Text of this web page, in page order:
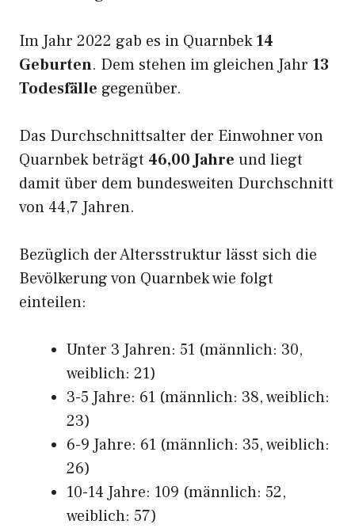
Im Jahr 2022 gab es in Quarnbek14
Geburten. Dem stehen im gleichen Jahr 13
Todesfälle gegenüber.
Das Durchschnittsalter der Einwohner von
Quarnbek beträgt 46,00 Jahre und liegt
damit über dem bundesweiten Durchschnitt
von 44,7 Jahren.
Bezüglich der Altersstruktur lässt sich die
Bevölkerung von Quarnbek wie folgt
einteilen:
Unter 3 Jahren: 51 (männlich: 30,
weiblich: 21)
3-5 Jahre: 61 (männlich: 38, weiblich:
23)
6-9 Jahre: 61 (männlich: 35, weiblich:
26)
10-14 Jahre: 109 (männlich: 52,
weiblich: 57)